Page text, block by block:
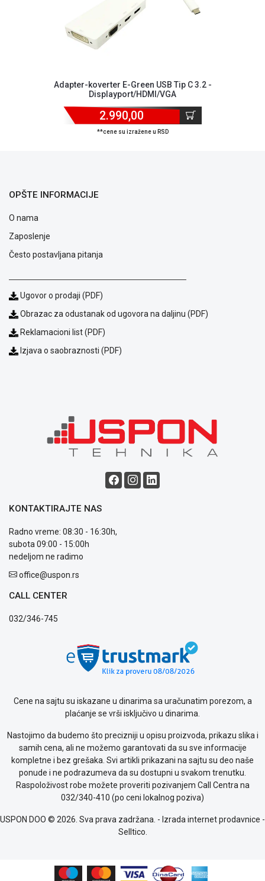
Blog
Način
Isporuka
Podrška
o
Provera
garancije
OUTLET
Kontakt
KREDIT
Adapter-koverter E-Green USB Tip C 3.2 -
Displayport/HDMI/VGA
2.990,00
**cene su izražene u RSD
OPŠTE INFORMACIJE
O nama
Zaposlenje
Često postavljana pitanja
Ugovor o prodaji (PDF)
Obrazac za odustanak od ugovora na daljinu (PDF)
Reklamacioni list (PDF)
Izjava o saobraznosti (PDF)
KONTAKTIRAJTE NAS
Radno vreme: 08:30 - 16:30h,
subota 09:00 - 15:00h
nedeljom ne radimo
office@uspon.rs
CALL CENTER
032/346-745
Cene na sajtu su iskazane u dinarima sa uračunatim porezom, a
plaćanje se vrši isključivo u dinarima.
Nastojimo da budemo što precizniji u opisu proizvoda, prikazu slika i
samih cena, ali ne možemo garantovati da su sve informacije
kompletne i bez grešaka. Svi artikli prikazani na sajtu su deo naše
ponude i ne podrazumeva da su dostupni u svakom trenutku.
Raspoloživost robe možete proveriti pozivanjem Call Centra na
032/340-410 (po ceni lokalnog poziva)
USPON DOO © 2026. Sva prava zadržana. - Izrada internet prodavnice -
Selltico.